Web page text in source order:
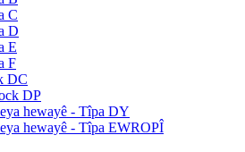
C
D
E
F
DC
DP
hewayê - Tîpa DY
hewayê - Tîpa EWROPÎ